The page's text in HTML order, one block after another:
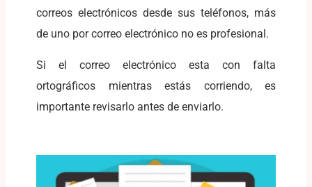
correos electrónicos desde sus teléfonos, más
de uno por correo electrónico no es profesional.
Si el correo electrónico esta con falta
ortográficos mientras estás corriendo, es
importante revisarlo antes de enviarlo.